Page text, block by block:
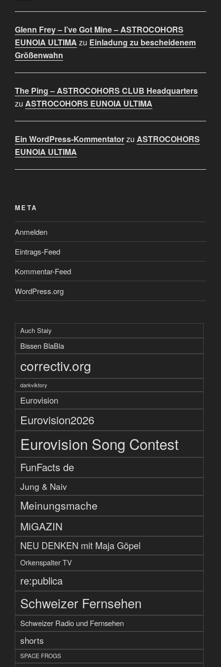
Glenn Frey – I’ve Got Mine – ASTROCOHORS
EUNOIA ULTIMA zu Einladung zu bescheidenem
Größenwahn
The Ping – ASTROCOHORS CLUB Headquarters
zu ASTROCOHORS EUNOIA ULTIMA
Ein WordPress-Kommentatorzu ASTROCOHORS
EUNOIA ULTIMA
META
Anmelden
Eintrags-Feed
Kommentar-Feed
WordPress.org
Auch Staiy
Bissen BlaBla
correctiv.org
darkviktory
Eurovision
Eurovision2026
Eurovision Song Contest
FunFacts de
Jung & Naiv
Meinungsmache
MiGAZIN
NEU DENKEN mit Maja Göpel
Orkenspalter TV
re:publica
Schweizer Fernsehen
Schweizer Radio und Fernsehen
shorts
SPACE FROGS